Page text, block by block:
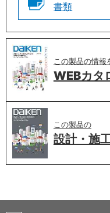
書類
この製品の情報
WEBカタ
この製品の
設計・施